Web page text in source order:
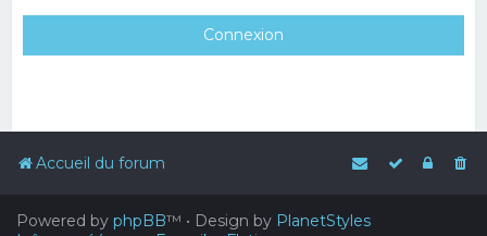
Accueil du forum
Powered by phpBB™ • Design by PlanetStyles